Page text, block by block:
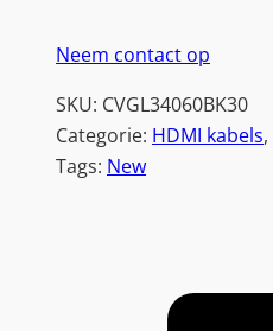
Neem contact op
SKU: CVGL34060BK30
Categorie: HDMI kabels,
Tags: New